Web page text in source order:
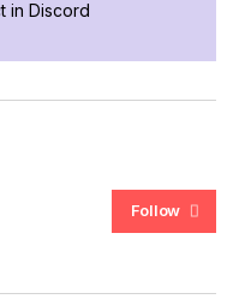
in Discord
Follow